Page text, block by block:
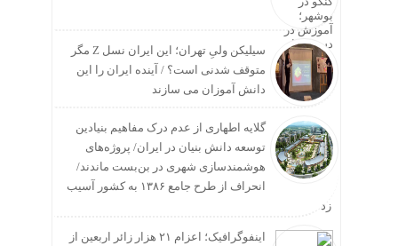
سیلیکن ولیِ تهران؛ این ایران نسل Z مگر
متوقف شدنی است؟ / آینده ایران را این
دانش آموزان می سازند
گلایه اطهاری از عدم درک مفاهیم بنیادین
توسعه دانش بنیان در ایران/ پروژه‌های
هوشمندسازی شهری در بن‌بست ماندند/
انحراف از طرح جامع ۱۳۸۶ به کشور آسیب
زد
اینفوگرافیک؛ اعزام ۲۱ هزار زائر اربعین از